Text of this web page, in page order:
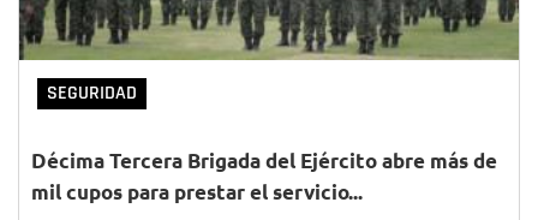
SEGURIDAD
Décima Tercera Brigada del Ejército abre más de
mil cupos para prestar el servicio...